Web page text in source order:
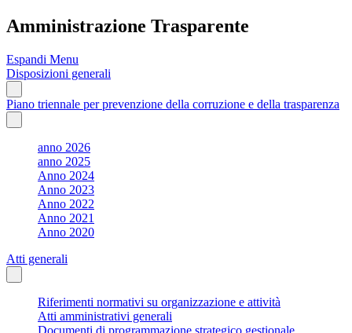
Amministrazione Trasparente
Espandi Menu
Disposizioni generali
Piano triennale per prevenzione della corruzione e della trasparenza
anno 2026
anno 2025
Anno 2024
Anno 2023
Anno 2022
Anno 2021
Anno 2020
Atti generali
Riferimenti normativi su organizzazione e attività
Atti amministrativi generali
Documenti di programmazione strategico gestionale